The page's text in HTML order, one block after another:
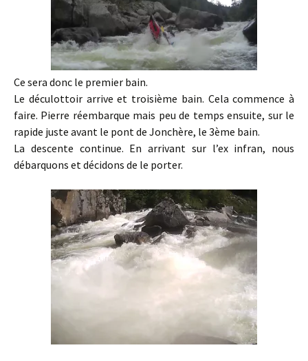
Ce sera donc le premier bain.
Le déculottoir arrive et troisième bain. Cela commence à
faire. Pierre réembarque mais peu de temps ensuite, sur le
rapide juste avant le pont de Jonchère, le 3ème bain.
La descente continue. En arrivant sur l’ex infran, nous
débarquons et décidons de le porter.